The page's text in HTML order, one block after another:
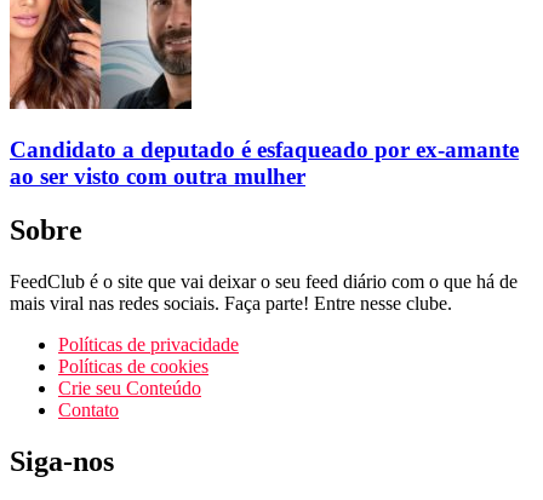
Candidato a deputado é esfaqueado por ex-amante
ao ser visto com outra mulher
Sobre
FeedClub é o site que vai deixar o seu feed diário com o que há de
mais viral nas redes sociais. Faça parte! Entre nesse clube.
Políticas de privacidade
Políticas de cookies
Crie seu Conteúdo
Contato
Siga-nos